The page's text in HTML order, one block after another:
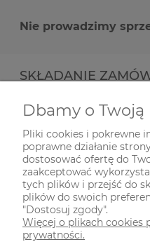
Nie prowadzimy
SKŁADANIE
INFORMACJE
ODWIEDŹ NAS NA
Dbamy o
Pliki cookies i pokrewne
poprawne działanie
dostosować ofertę do
zaakceptować
tych plików i przejść do
plików do swoich
"Dostosuj zgody".
Więcej o plikach cookies
prywatności.